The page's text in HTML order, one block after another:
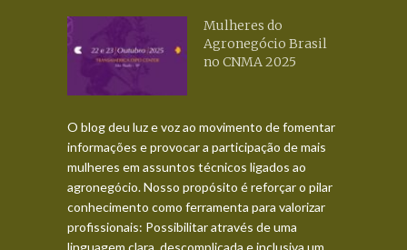
Mulheres do
Agronegócio Brasil
no CNMA 2025
O blog deu luz e voz ao movimento de fomentar
informações e provocar a participação de mais
mulheres em assuntos técnicos ligados ao
agronegócio. Nosso propósito é reforçar o pilar
conhecimento como ferramenta para valorizar
profissionais: Possibilitar através de uma